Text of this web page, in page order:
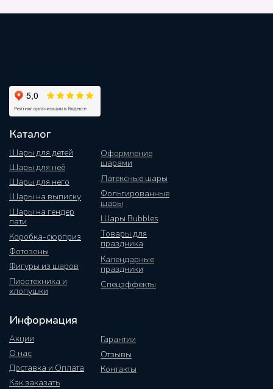
Каталог
Шары для детей
Шары для неё
Шары на выписку
Шары на гендер
пати
Коробка-сюрприз
Фотозоны
Оформление
шарами
Фигуры из шаров
Латексные шары
Фольгированные
шары
Шары Bubbles
Шары для него
Товары для
праздника
Календарные
праздники
Пиротехника и
хлопушки
Спецэффекты
Информация
Акции
О нас
Как заказать
Гарантии
Отзывы
Контакты
Доставка и Оплата